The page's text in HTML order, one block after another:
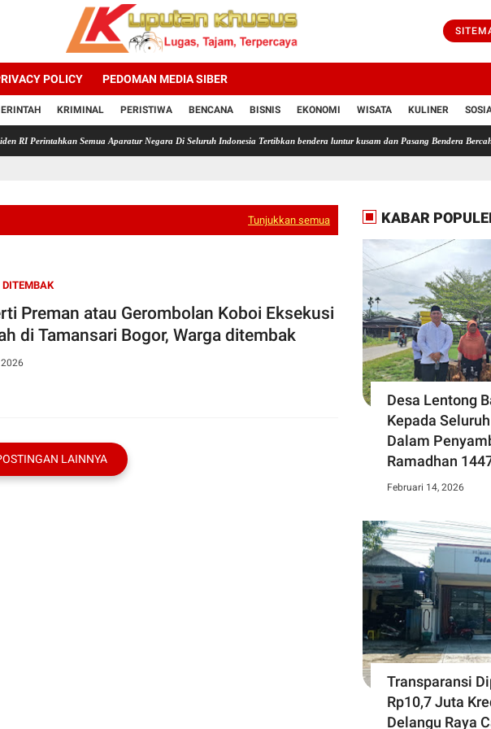
POLICY PEDOMAN MEDIA SIBER
KRIMINAL PERISTIWA BENCANA BISNIS EKONOMI WISATA KULINER
Semua Aparatur Negara Di Seluruh Indonesia Tertibkan bendera luntur kusam dan Pasang Bendera Bercahaya
Tunjukkan semua
DITEMBAK
Preman atau Gerombolan Koboi Eksekusi
di Tamansari Bogor, Warga ditembak
LAINNYA
KABAR
Desa Lentong
Kepada
Dalam
Ramadhan
Februari 14, 2026
Transparansi
Rp10,7 Juta
Delangu Raya